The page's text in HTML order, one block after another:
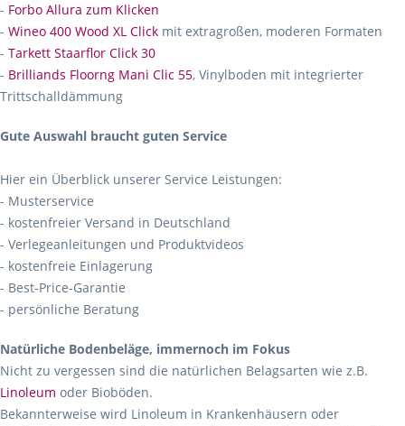
- Forbo Allura zum Klicken
- Wineo 400 Wood XL Click mit extragroßen, moderen Formaten
- Tarkett Staarflor Click 30
- Brilliands Floorng Mani Clic 55, Vinylboden mit integrierter
Trittschalldämmung
Gute Auswahl braucht guten Service
Hier ein Überblick unserer Service Leistungen:
- Musterservice
- kostenfreier Versand in Deutschland
- Verlegeanleitungen und Produktvideos
- kostenfreie Einlagerung
- Best-Price-Garantie
- persönliche Beratung
Natürliche Bodenbeläge, immernoch im Fokus
Nicht zu vergessen sind die natürlichen Belagsarten wie z.B.
Linoleum oder Bioböden.
Bekannterweise wird Linoleum in Krankenhäusern oder